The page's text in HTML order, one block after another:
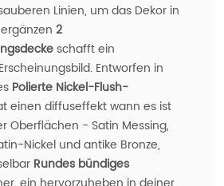
Linien, um das Dekor in
2
schafft ein
Entworfen in
Polierte Nickel-Flush-
einen diffuseffekt wann es ist
Oberflächen - Satin Messing,
Nickel und antike Bronze,
Rundes bündiges